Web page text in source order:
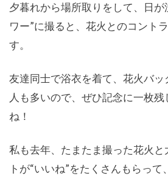
夕暮れから場所取りをして、日が
ワー”に撮ると、花火とのコント
す。
友達同士で浴衣を着て、花火バッ
人も多いので、ぜひ記念に一枚
ね！
私も去年、たまたま撮った花火と
トが“いいね”をたくさんもらっ